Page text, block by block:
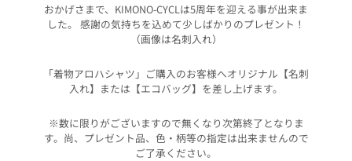
おかげさまで、KIMONO-CYCLは5周年を迎える事が出来ま
した。 感謝の気持ちを込めて少しばかりのプレゼント！
（画像は名刺入れ）
「着物アロハシャツ」ご購入のお客様へオリジナル【名刺
入れ】または【エコバッグ】を差し上げます。
※数に限りがございますので無くなり次第終了となりま
す。尚、プレゼント品、色・柄等の指定は出来ませんので
ご了承ください。